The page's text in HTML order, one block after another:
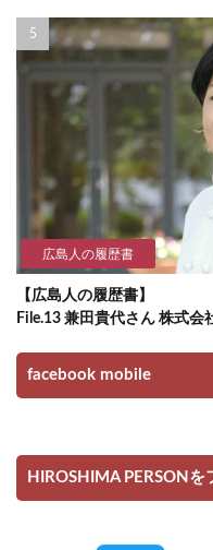
広島人の履歴書
【広島人の履歴書】
File.13 兼田貴代さん 株式会
facebook mobile
HIROSHIMA PERSONを